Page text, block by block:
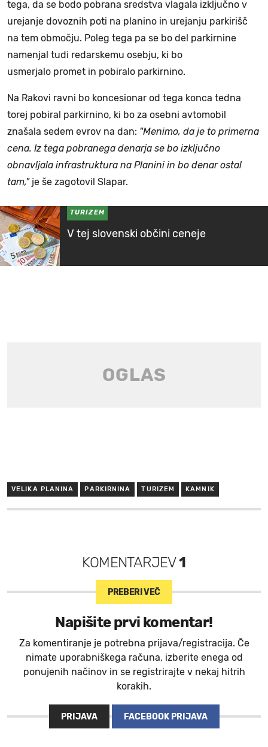
tega, da se bodo pobrana sredstva vlagala izključno v
urejanje dovoznih poti na planino in urejanju parkirišč
na tem območju. Poleg tega pa se bo del parkirnine
namenjal tudi redarskemu osebju, ki bo
usmerjalo promet in pobiralo parkirnino.
Na Rakovi ravni bo koncesionar od tega konca tedna
torej pobiral parkirnino, ki bo za osebni avtomobil
znašala sedem evrov na dan: "Menimo, da je to primerna
cena. Iz tega pobranega denarja se bo izključno
obnavljala infrastruktura na Planini in bo denar ostal
tam,"je še zagotovil Slapar.
TURIZEM
V tej slovenski občini ceneje
VELIKA PLANINA PARKIRNINA TURIZEM KAMNIK
KOMENTARJEV1
PREBERI VEČ
Napišite prvi komentar!
Za komentiranje je potrebna prijava/registracija. Če
nimate uporabniškega računa, izberite enega od
ponujenih načinov in se registrirajte v nekaj hitrih
korakih.
PRIJAVA FACEBOOK PRIJAVA